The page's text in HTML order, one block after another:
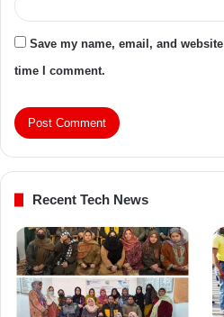
Save my name, email, and
time I comment.
Recent Tech News